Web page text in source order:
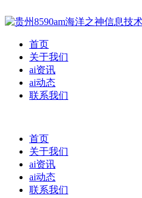
首页
关于我们
ai资讯
ai动态
联系我们
首页
关于我们
ai资讯
ai动态
联系我们